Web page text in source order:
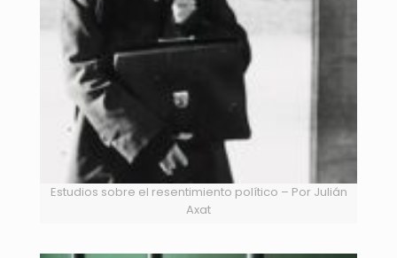
Estudios sobre el resentimiento político – Por Julián
Axat